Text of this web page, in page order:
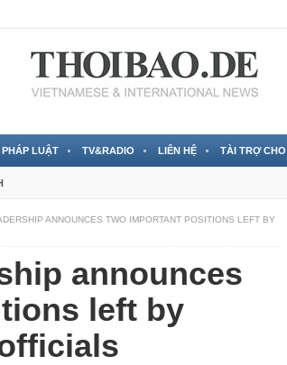
PHÁP LUẬT TV&RADIO LIÊN HỆ TÀI TRỢ
ANNOUNCES TWO IMPORTANT POSITIONS LEFT BY
announces
left by